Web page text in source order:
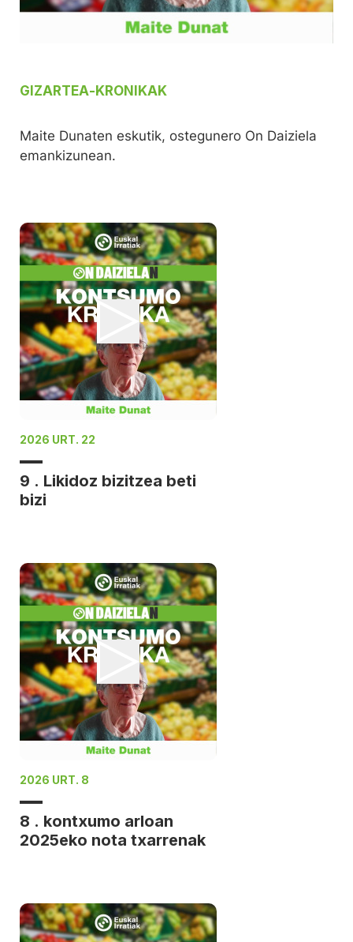
GIZARTEA-KRONIKAK
Maite Dunaten eskutik, ostegunero On Daiziela
emankizunean.
2026 URT. 22
9 . Likidoz bizitzea beti
bizi
2026 URT. 8
8 . kontxumo arloan
2025eko nota txarrenak